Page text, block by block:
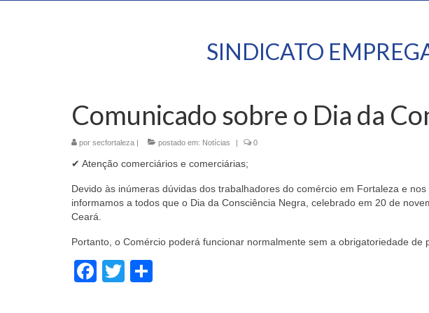
SINDICATO
Comunicado sobre o Dia da
por secfortaleza | postado em: Notícias | 0
✔ Atenção comerciários e comerciárias;
Devido às inúmeras dúvidas dos trabalhadores do comércio em Fortaleza e
informamos a todos que o Dia da Consciência Negra, celebrado em 20 de
Ceará.
Portanto, o Comércio poderá funcionar normalmente sem a obrigatoriedade de
Facebook
Twitter